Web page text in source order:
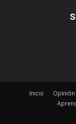
Inicio Opinión